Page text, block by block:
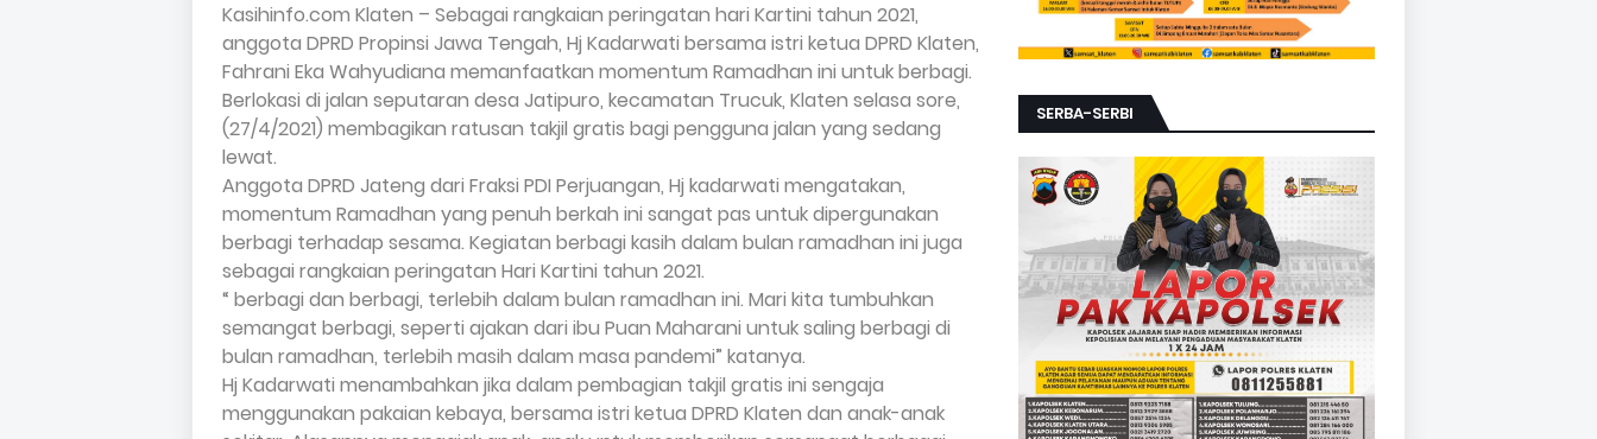
Kasihinfo.com Klaten – Sebagai rangkaian peringatan hari Kartini tahun 2021,
anggota DPRD Propinsi Jawa Tengah, Hj Kadarwati bersama istri ketua DPRD Klaten,
Fahrani Eka Wahyudiana memanfaatkan momentum Ramadhan ini untuk berbagi.
Berlokasi di jalan seputaran desa Jatipuro, kecamatan Trucuk, Klaten selasa sore,
(27/4/2021) membagikan ratusan takjil gratis bagi pengguna jalan yang sedang
lewat.
Anggota DPRD Jateng dari Fraksi PDI Perjuangan, Hj kadarwati mengatakan,
momentum Ramadhan yang penuh berkah ini sangat pas untuk dipergunakan
berbagi terhadap sesama. Kegiatan berbagi kasih dalam bulan ramadhan ini juga
sebagai rangkaian peringatan Hari Kartini tahun 2021.
“ berbagi dan berbagi, terlebih dalam bulan ramadhan ini. Mari kita tumbuhkan
semangat berbagi, seperti ajakan dari ibu Puan Maharani untuk saling berbagi di
bulan ramadhan, terlebih masih dalam masa pandemi” katanya.
Hj Kadarwati menambahkan jika dalam pembagian takjil gratis ini sengaja
menggunakan pakaian kebaya, bersama istri ketua DPRD Klaten dan anak-anak
SERBA-SERBI